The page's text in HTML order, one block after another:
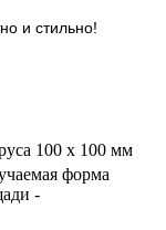
и стильно!
100 х 100 мм
форма
-